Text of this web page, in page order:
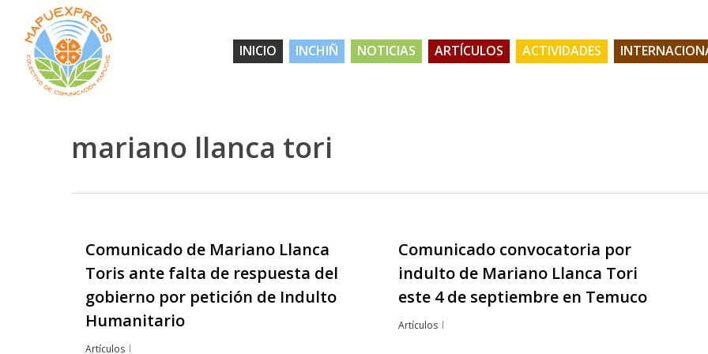
main
content
Hit enter to search or ESC to close
INICIO INCHIÑ NOTICIAS ARTÍCULOS ACTIVIDADES
mariano llanca tori
Comunicado de Mariano Llanca
Toris ante falta de respuesta del
gobierno por petición de Indulto
Humanitario
Artículos
Comunicado convocatoria por
indulto de Mariano Llanca Tori
este 4 de septiembre en Temuco
Artículos